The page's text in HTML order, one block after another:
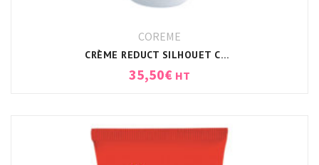
COREME
CRÈME REDUCT SILHOUET CORÈME
35,50€ HT